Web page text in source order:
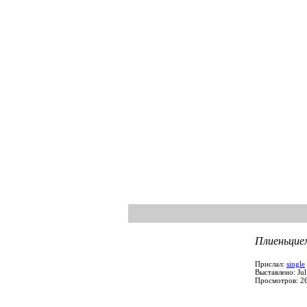
Прислал: single
Выставлено:
Просмотров: